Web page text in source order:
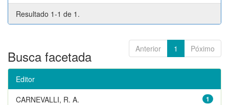
Resultado 1-1 de 1.
Anterior 1 Póximo
Busca facetada
Editor
1
CARNEVALLI, R. A.